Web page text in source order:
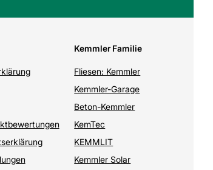
Kemmler Familie
Fliesen: Kemmler
Kemmler-Garage
Beton-Kemmler
KemTec
KEMMLIT
Kemmler Solar